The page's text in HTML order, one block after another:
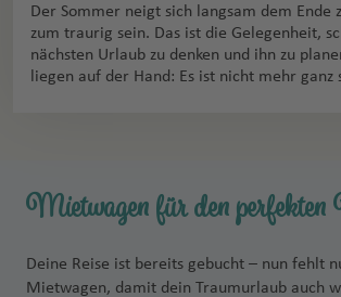
Der Sommer neigt sich langsam dem Ende
zum traurig sein. Das ist die Gelegenheit,
nächsten Urlaub zu denken und ihn zu
liegen auf der Hand: Es ist nicht mehr ganz
Mietwagen für den
Deine Reise ist bereits gebucht – nun fehlt
Mietwagen, damit dein Traumurlaub auch